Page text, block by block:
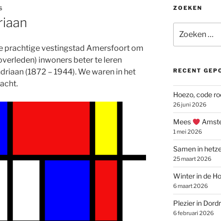
prachtige vestingstad Amersfoort om
inwoners beter te leren
(1872 – 1944). We waren in het
ZOEKEN
naar:
RECENT
Hoezo, code
26 juni 2026
Mees
1 mei 2026
Samen in
25 maart 2026
Winter in de
6 maart 2026
Plezier in
6 februari 2026